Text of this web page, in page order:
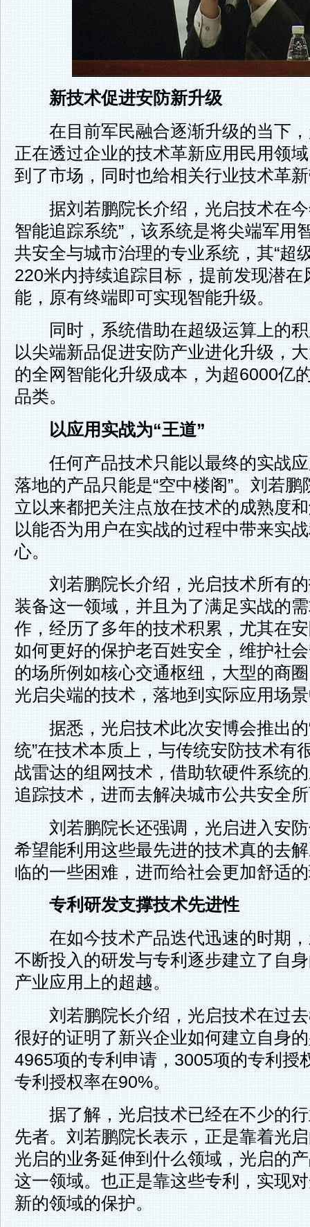
新技术促进安防新升级
在目前军民融合逐渐升级的当下，
正在透过企业的技术革新应用民用领
到了市场，同时也给相关行业技术革
据刘若鹏院长介绍，光启技术在今
智能追踪系统”，该系统是将尖端军用
共安全与城市治理的专业系统，其“超
220米内持续追踪目标，提前发现潜在
能，原有终端即可实现智能升级。
同时，系统借助在超级运算上的积
以尖端新品促进安防产业进化升级，
的全网智能化升级成本，为超6000亿
品类。
以应用实战为“王道”
任何产品技术只能以最终的实战应
落地的产品只能是“空中楼阁”。刘若
立以来都把关注点放在技术的成熟度
以能否为用户在实战的过程中带来实
心。
刘若鹏院长介绍，光启技术所有的
装备这一领域，并且为了满足实战的
作，经历了多年的技术积累，尤其在
如何更好的保护老百姓安全，维护社
的场所例如核心交通枢纽，大型的商
光启尖端的技术，落地到实际应用场
据悉，光启技术此次安博会推出的
统”在技术本质上，与传统安防技术有
战雷达的组网技术，借助软硬件系统
追踪技术，进而去解决城市公共安全
刘若鹏院长还强调，光启进入安防
希望能利用这些最先进的技术真的去
临的一些困难，进而给社会更加舒适
专利研发支撑技术先进性
在如今技术产品迭代迅速的时期，
不断投入的研发与专利逐步建立了自
产业应用上的超越。
刘若鹏院长介绍，光启技术在过去
很好的证明了新兴企业如何建立自身
4965项的专利申请，3005项的专利授
专利授权率在90%。
据了解，光启技术已经在不少的行
先者。刘若鹏院长表示，正是靠着光
光启的业务延伸到什么领域，光启的
这一领域。也正是靠这些专利，实现
新的领域的保护。